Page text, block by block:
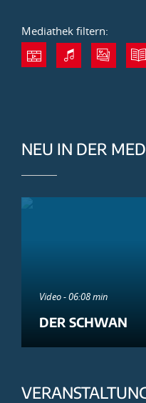
Mediathek filtern:
NEU IN DER
Video - 06:08 min
DER SCHWAN